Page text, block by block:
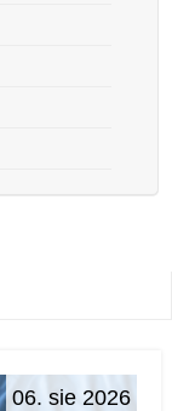
06. sie 2026